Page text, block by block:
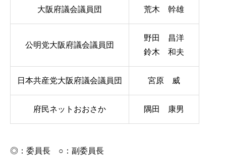
大阪府議会議員団
荒木 幹雄
公明党大阪府議会議員団
野田 昌洋
鈴木 和夫
日本共産党大阪府議会議員団 宮原 威
府民ネットおおさか 隅田 康男
◎：委員長 ○：副委員長